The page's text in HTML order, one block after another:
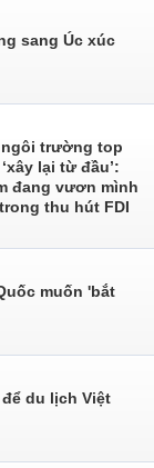
sang Úc xúc
trường top
lại từ đầu’:
đang vươn mình
thu hút FDI
muốn 'bắt
du lịch Việt